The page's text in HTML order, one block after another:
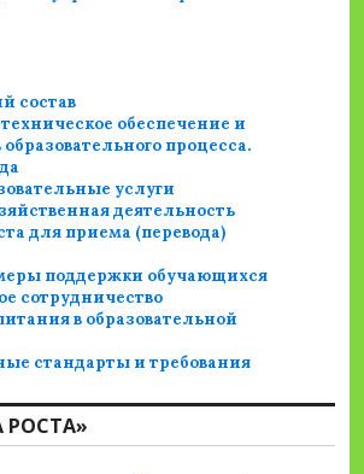
состав
обеспечение и
процесса.
услуги
деятельность
для приема (перевода)
поддержки обучающихся
сотрудничество
в образовательной
стандарты и требования
РОСТА»